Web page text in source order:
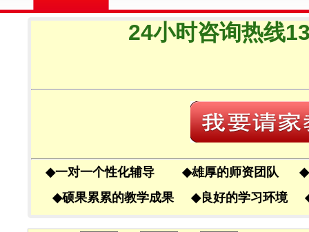
24小时咨询热线
◆一对一个性化辅导 ◆雄厚的师资团队 ◆
◆硕果累累的教学成果 ◆良好的学习环境